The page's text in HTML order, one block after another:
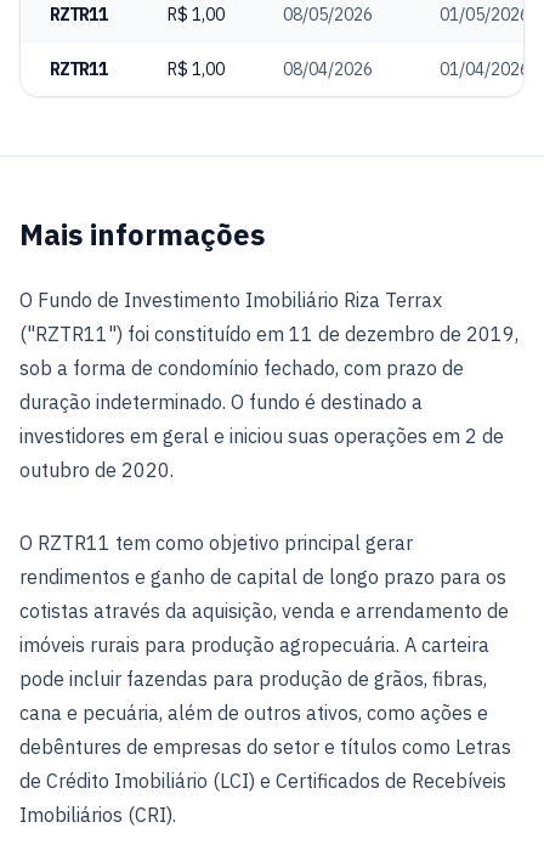
RZTR11 R$ 1,00 08/05/2026 01/05/2026
RZTR11 R$ 1,00 08/04/2026 01/04/2026
Mais informações
O Fundo de Investimento Imobiliário Riza Terrax
("RZTR11") foi constituído em 11 de dezembro de 2019,
sob a forma de condomínio fechado, com prazo de
duração indeterminado. O fundo é destinado a
investidores em geral e iniciou suas operações em 2 de
outubro de 2020.
O RZTR11 tem como objetivo principal gerar
rendimentos e ganho de capital de longo prazo para os
cotistas através da aquisição, venda e arrendamento de
imóveis rurais para produção agropecuária. A carteira
pode incluir fazendas para produção de grãos, fibras,
cana e pecuária, além de outros ativos, como ações e
debêntures de empresas do setor e títulos como Letras
de Crédito Imobiliário (LCI) e Certificados de Recebíveis
Imobiliários (CRI).